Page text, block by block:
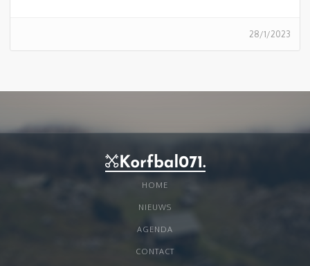
28/1/2023
HOME
NIEUWS
AGENDA
CONTACT